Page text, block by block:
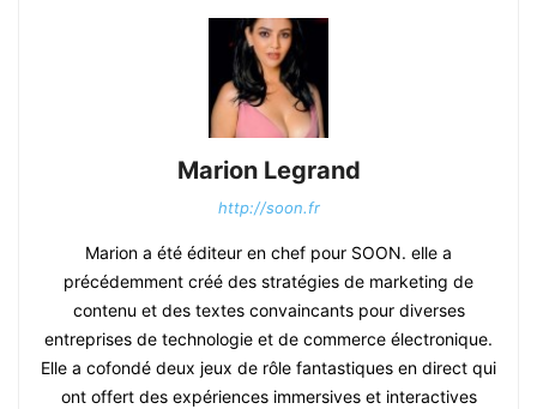
Marion Legrand
http://soon.fr
Marion a été éditeur en chef pour SOON. elle a
précédemment créé des stratégies de marketing de
contenu et des textes convaincants pour diverses
entreprises de technologie et de commerce électronique.
Elle a cofondé deux jeux de rôle fantastiques en direct qui
ont offert des expériences immersives et interactives